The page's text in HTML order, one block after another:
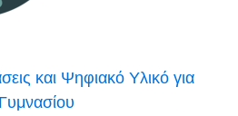
και Ψηφιακό Υλικό για